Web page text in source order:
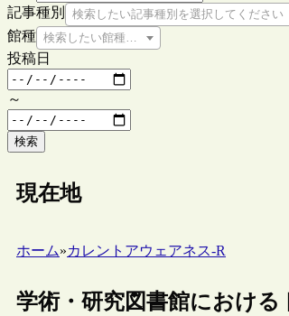
記事種別
検索したい記事種別を選択してください
館種 検索したい館種を選択してください
投稿日
～
検索
現在地
ホーム»カレントアウェアネス-R
学術・研究図書館におけ